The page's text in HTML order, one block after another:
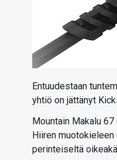
Entuudestaan
yhtiö on jättänyt
Mountain Makalu
Hiiren
perinteiseltä